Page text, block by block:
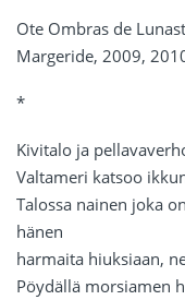
Ote Ombras de
Margeride, 2009,
*
Kivitalo ja
Valtameri katsoo
Talossa nainen joka
hänen
harmaita hiuksiaan,
Pöydällä morsiamen